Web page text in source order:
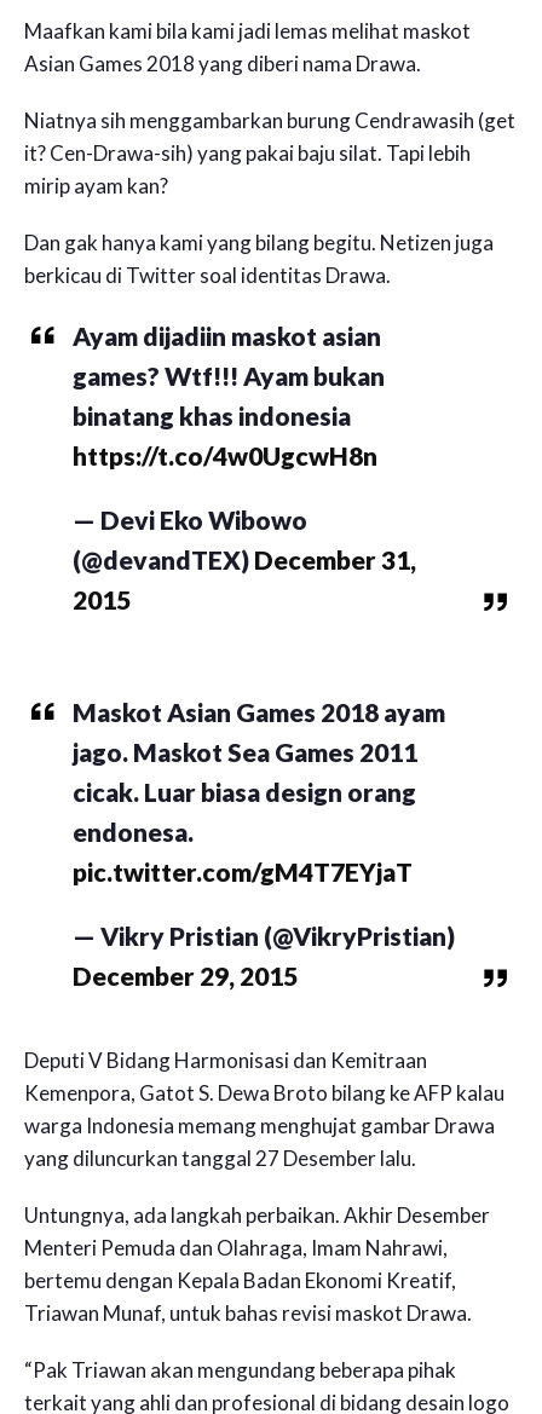
Maafkan kami bila kami jadi lemas melihat maskot
Asian Games 2018 yang diberi nama Drawa.
Niatnya sih menggambarkan burung Cendrawasih (get
it? Cen-Drawa-sih) yang pakai baju silat. Tapi lebih
mirip ayam kan?
Dan gak hanya kami yang bilang begitu. Netizen juga
berkicau di Twitter soal identitas Drawa.
Ayam dijadiin maskot asian
games? Wtf!!! Ayam bukan
binatang khas indonesia
https://t.co/4w0UgcwH8n
— Devi Eko Wibowo
(@devandTEX) December 31,
2015
Maskot Asian Games 2018 ayam
jago. Maskot Sea Games 2011
cicak. Luar biasa design orang
endonesa.
pic.twitter.com/gM4T7EYjaT
— Vikry Pristian (@VikryPristian)
December 29, 2015
Deputi V Bidang Harmonisasi dan Kemitraan
Kemenpora, Gatot S. Dewa Broto bilang ke AFP kalau
warga Indonesia memang menghujat gambar Drawa
yang diluncurkan tanggal 27 Desember lalu.
Untungnya, ada langkah perbaikan. Akhir Desember
Menteri Pemuda dan Olahraga, Imam Nahrawi,
bertemu dengan Kepala Badan Ekonomi Kreatif,
Triawan Munaf, untuk bahas revisi maskot Drawa.
“Pak Triawan akan mengundang beberapa pihak
terkait yang ahli dan profesional di bidang desain logo